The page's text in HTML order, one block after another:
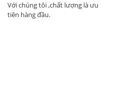
Với chúng tôi ,chất lượng là ưu
tiên hàng đầu.